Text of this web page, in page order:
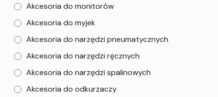
Akcesoria do monitorów
Akcesoria do myjek
Akcesoria do narzędzi pneumatycznych
Akcesoria do narzędzi ręcznych
Akcesoria do narzędzi spalinowych
Akcesoria do odkurzaczy